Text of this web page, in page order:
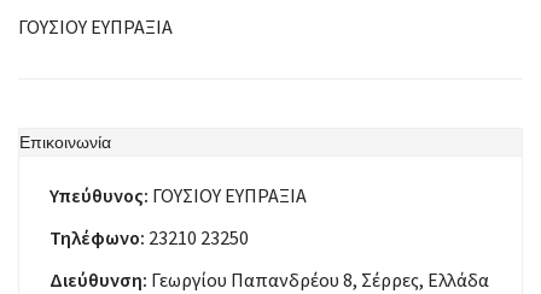
ΓΟΥΣΙΟΥ ΕΥΠΡΑΞΙΑ
Επικοινωνία
Υπεύθυνος: ΓΟΥΣΙΟΥ ΕΥΠΡΑΞΙΑ
Τηλέφωνο: 23210 23250
Διεύθυνση: Γεωργίου Παπανδρέου 8, Σέρρες, Ελλάδα